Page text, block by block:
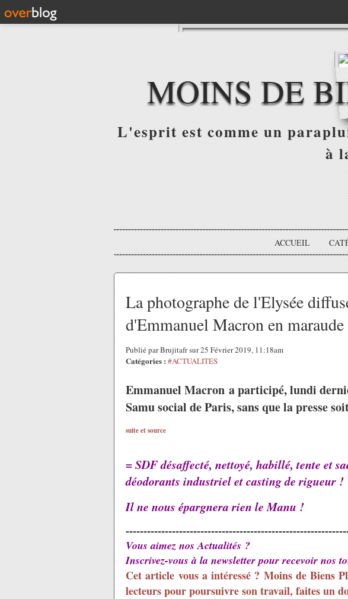
MOINS DE
L'esprit est comme un
à
ACCUEIL
La photographe de l'Elysée
d'Emmanuel Macron en
Publié par Brujitafr sur 25 Février 2019, 11:18am
Catégories : #ACTUALITES
Emmanuel Macron a participé, lundi
Samu social de Paris, sans que la presse
suite et source
=SDF désaffecté, nettoyé, habillé, tente et
déodorants industriel et casting de rigueur !
Il ne nous épargnera rien le Manu !
Vous aimez nos Actualités ?
Inscrivez-vous à la newsletter pour recevoir nos
Cet article vous a intéressé ? Moins de Biens
lecteurs pour poursuivre son travail, faites un